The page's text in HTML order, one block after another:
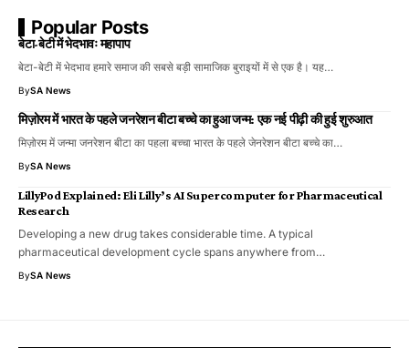
Popular Posts
बेटा-बेटी में भेदभावः महापाप
बेटा-बेटी में भेदभाव हमारे समाज की सबसे बड़ी सामाजिक बुराइयों में से एक है। यह…
BySA News
मिज़ोरम में भारत के पहले जनरेशन बीटा बच्चे का हुआ जन्म: एक नई पीढ़ी की हुई शुरुआत
मिज़ोरम में जन्मा जनरेशन बीटा का पहला बच्चा भारत के पहले जेनरेशन बीटा बच्चे का…
BySA News
LillyPod Explained: Eli Lilly’s AI Supercomputer for Pharmaceutical
Research
Developing a new drug takes considerable time. A typical
pharmaceutical development cycle spans anywhere from…
BySA News